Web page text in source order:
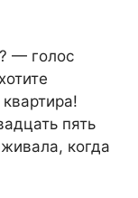
— голос
пять
когда